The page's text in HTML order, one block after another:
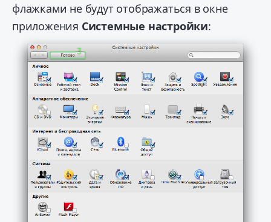
флажками не будут отображаться в окне
приложения Системные настройки: